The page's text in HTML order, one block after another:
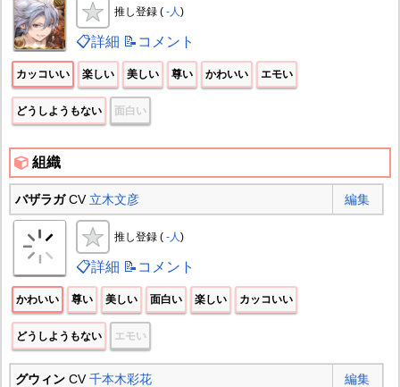
推し登録 ( -人)
📋詳細 📝コメント
カッコいい 楽しい 美しい 尊い かわいい エモい
どうしようもない 面白い
組織
バザラガCV 立木文彦 編集
推し登録 ( -人)
📋詳細 📝コメント
かわいい 尊い 美しい 面白い 楽しい カッコいい
どうしようもない エモい
グウィンCV千本木彩花 編集